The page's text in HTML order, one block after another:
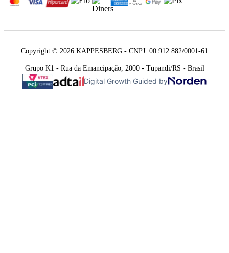
Copyright © 2026 KAPPESBERG - CNPJ: 00.912.882/0001-61
Grupo K1 - Rua da Emancipação, 2000 - Tupandi/RS - Brasil
Digital Growth Guided by